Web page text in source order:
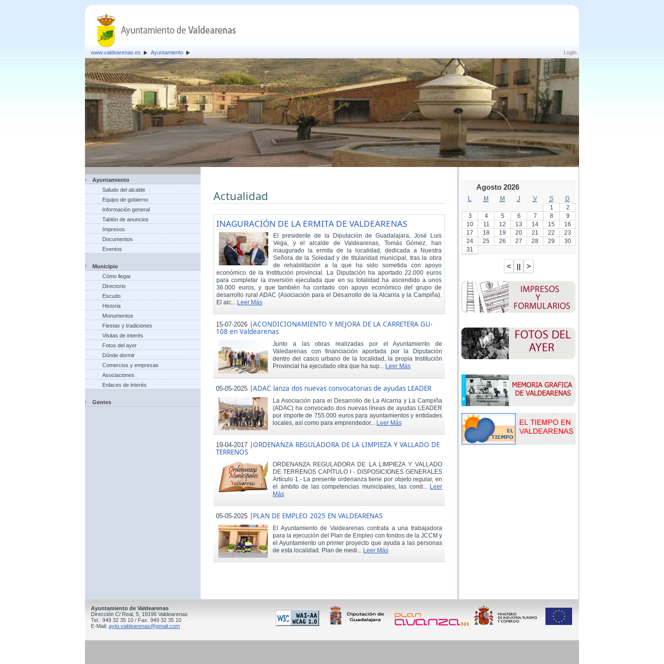
Login
www.valdearenas.es Ayuntamiento
Ayuntamiento
Saludo del alcalde
Equipo de gobierno
Información general
Tablón de anuncios
Impresos
Documentos
Eventos
Municipio
Cómo llegar
Directorio
Escudo
Historia
Monumentos
Fiestas y tradiciones
Visitas de interés
Fotos del ayer
Dónde dormir
Comercios y empresas
Asociaciones
Enlaces de interés
Gentes
Actualidad
INAGURACIÓN DE LA ERMITA DE VALDEARENAS
El presidente de la Diputación de Guadalajara, José Luis
Vega, y el alcalde de Valdearenas, Tomás Gómez, han
inaugurado la ermita de la localidad, dedicada a Nuestra
Señora de la Soledad y de titularidad municipal, tras la obra
de rehabilitación a la que ha sido sometida con apoyo
económico de la Institución provincial. La Diputación ha aportado 22.000 euros
para completar la inversión ejecutada que en su totalidad ha ascendido a unos
36.000 euros, y que también ha contado con apoyo económico del grupo de
desarrollo rural ADAC (Asociación para el Desarrollo de la Alcarria y la Campiña).
El alc... Leer Más
15-07-2026 |ACONDICIONAMIENTO Y MEJORA DE LA CARRETERA GU-
108 en Valdearenas
Junto a las obras realizadas por el Ayuntamiento de
Valedarenas con financiación aportada por la Diputación
dentro del casco urbano de la localidad, la propia Institución
Provincial ha ejecutado otra que ha sup... Leer Más
05-05-2025 |ADAC lanza dos nuevas convocatorias de ayudas LEADER
La Asociación para el Desarrollo de La Alcarria y La Campiña
(ADAC) ha convocado dos nuevas líneas de ayudas LEADER
por importe de 755.000 euros para ayuntamientos y entidades
locales, así como para emprendedor... Leer Más
19-04-2017 |ORDENANZA REGULADORA DE LA LIMPIEZA Y VALLADO DE
TERRENOS
ORDENANZA REGULADORA DE LA LIMPIEZA Y VALLADO
DE TERRENOS CAPÍTULO I - DISPOSICIONES GENERALES
Artículo 1.- La presente ordenanza tiene por objeto regular, en
el ámbito de las competencias municipales, las cond... Leer
Más
05-05-2025 |PLAN DE EMPLEO 2025 EN VALDEARENAS
El Ayuntamiento de Valdearenas contrata a una trabajadora
para la ejecución del Plan de Empleo con fondos de la JCCM y
el Ayuntamiento un primer proyecto que ayuda a las personas
de esta localidad. Plan de medi... Leer Más
Agosto 2026
M M J V S
D
1
2
3
4 5 6 7 8
9
10
11 12 13 14 15
16
17
18 19 20 21 22
23
24
25 26 27 28 29
30
31
Ayuntamiento de Valdearenas
Dirección C/ Real, 5, 19196 Valdearenas
Tel.: 949 32 35 10 / Fax: 949 32 35 10
E-Mail: ayto.valdearenas@gmail.com